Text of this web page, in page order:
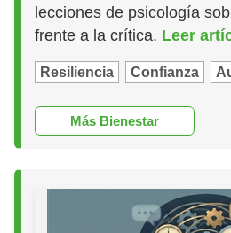
lecciones de psicología
frente a la crítica. Leer
Resiliencia Confianza
Más Bienestar